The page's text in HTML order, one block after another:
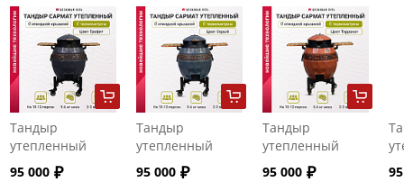
Тандыр
утепленный
"Сармат" с
откидной
95 000
Тандыр
утепленный
"Сармат" с
откидной
95 000
Тандыр
утепленный
"Сармат" с
откидной
95 000